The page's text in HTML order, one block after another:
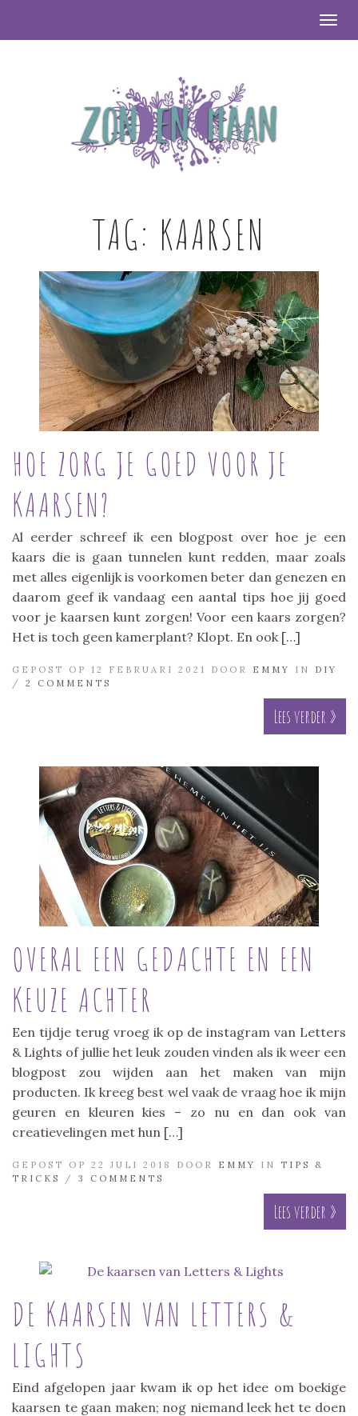
TAG: KAARSEN
HOE ZORG JE GOED VOOR JE
KAARSEN?
Al eerder schreef ik een blogpost over hoe je een
kaars die is gaan tunnelen kunt redden, maar zoals
met alles eigenlijk is voorkomen beter dan genezen en
daarom geef ik vandaag een aantal tips hoe jij goed
voor je kaarsen kunt zorgen! Voor een kaars zorgen?
Het is toch geen kamerplant? Klopt. En ook […]
GEPOST OP 12 FEBRUARI 2021 DOOR EMMY IN DIY
/ 2 COMMENTS
Lees verder »
OVERAL EEN GEDACHTE EN EEN
KEUZE ACHTER
Een tijdje terug vroeg ik op de instagram van Letters
& Lights of jullie het leuk zouden vinden als ik weer een
blogpost zou wijden aan het maken van mijn
producten. Ik kreeg best wel vaak de vraag hoe ik mijn
geuren en kleuren kies – zo nu en dan ook van
creatievelingen met hun […]
GEPOST OP 22 JULI 2018 DOOR EMMY IN TIPS &
TRICKS
/ 3 COMMENTS
Lees verder »
DE KAARSEN VAN LETTERS &
LIGHTS
Eind afgelopen jaar kwam ik op het idee om boekige
kaarsen te gaan maken; nog niemand leek het te doen